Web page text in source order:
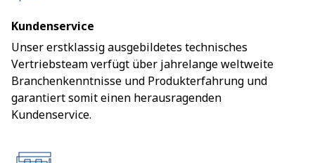
Kundenservice
Unser erstklassig ausgebildetes technisches
Vertriebsteam verfügt über jahrelange weltweite
Branchenkenntnisse und Produkterfahrung und
garantiert somit einen herausragenden
Kundenservice.